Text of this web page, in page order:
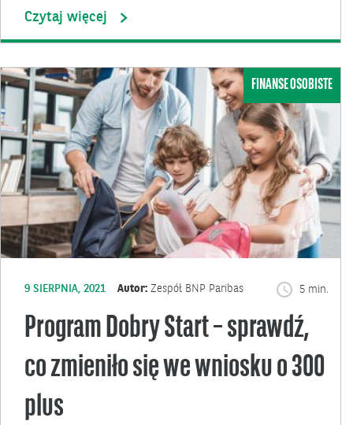
Czytaj więcej
FINANSE OSOBISTE
9 SIERPNIA, 2021 Autor: Zespół BNP Paribas 5 min.
Program Dobry Start – sprawdź,
co zmieniło się we wniosku o 300
plus